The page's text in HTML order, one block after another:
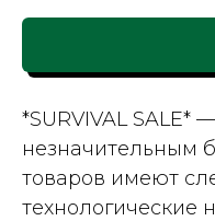
*SURVIVAL SALE* —
незначительным
товаров имеют
технологические